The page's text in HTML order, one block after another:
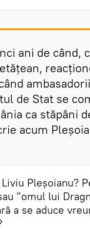
ani de când,
de Stat se
ca stăpâni
acum
Pleșoianu?
”omul lui
a se aduce